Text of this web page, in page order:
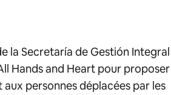
la Secretaría de Gestión
Hands and Heart pour
personnes déplacées par les